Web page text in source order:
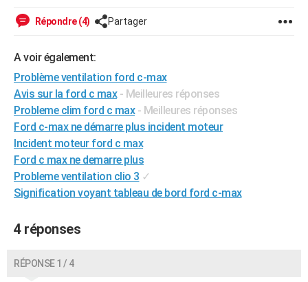
BONS PLANS
Carte de Noël
Carte Bonne année
Carte Saint-Valentin
Carte Pâques
Carte d'anniversaire
DICTIONNAIRE
Dictionnaire
Biographies
Citations
Expressions
Proverbes
PROGRAMME TV
COPAINS D'AVANT
S'inscrire
Se connecter
Lycées
Collèges
Primaires
Universités
Entreprises
Service militaire
Avis de recherche
AVIS DE DÉCÈS
FORUM
Répondre (4) Partager
A voir également:
Problème ventilation ford c-max
Avis sur la ford c max - Meilleures réponses
Probleme clim ford c max - Meilleures réponses
Ford c-max ne démarre plus incident moteur
Incident moteur ford c max
Ford c max ne demarre plus
Probleme ventilation clio 3 ✓
Signification voyant tableau de bord ford c-max
4 réponses
RÉPONSE 1 / 4